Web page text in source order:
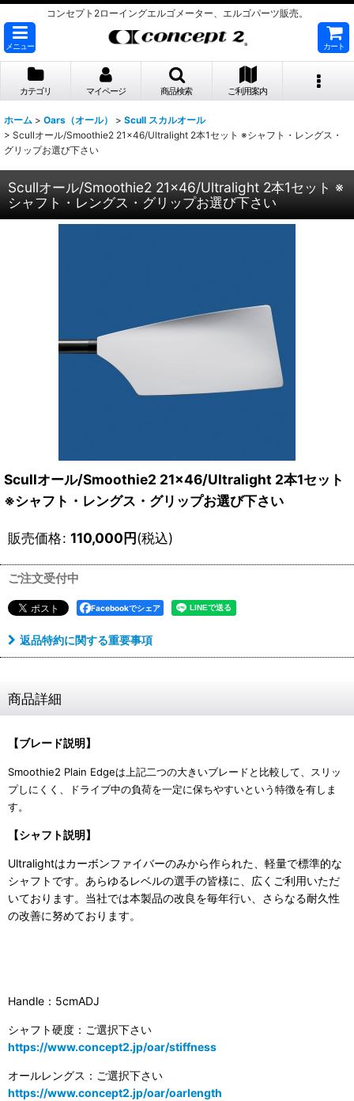
コンセプト2ローイングエルゴメーター、エルゴパーツ販売。
メニュー カート
カテゴリ マイページ 商品検索 ご利用案内
ホーム > Oars（オール） > Scull スカルオール
> Scullオール/Smoothie2 21×46/Ultralight 2本1セット ※シャフト・レングス・
グリップお選び下さい
Scullオール/Smoothie2 21×46/Ultralight 2本1セット ※
シャフト・レングス・グリップお選び下さい
Scullオール/Smoothie2 21×46/Ultralight 2本1セット
※シャフト・レングス・グリップお選び下さい
販売価格: 110,000円(税込)
ご注文受付中
Facebookでシェア
返品特約に関する重要事項
商品詳細
【ブレード説明】
Smoothie2 Plain Edgeは上記二つの大きいブレードと比較して、スリッ
プしにくく、ドライブ中の負荷を一定に保ちやすいという特徴を有しま
す。
【シャフト説明】
Ultralightはカーボンファイバーのみから作られた、軽量で標準的な
シャフトです。あらゆるレベルの選手の皆様に、広くご利用いただ
いております。当社では本製品の改良を毎年行い、さらなる耐久性
の改善に努めております。
Handle：5cmADJ
シャフト硬度：ご選択下さい
https://www.concept2.jp/oar/stiffness
オールレングス：ご選択下さい
https://www.concept2.jp/oar/oarlength